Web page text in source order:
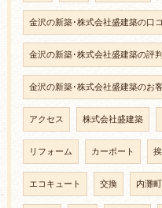
金沢の新築･株式会社盛建築の口
金沢の新築･株式会社盛建築の評
金沢の新築･株式会社盛建築のお
アクセス 株式会社盛建築
リフォーム カーポート
エコキュート 交換 内灘町